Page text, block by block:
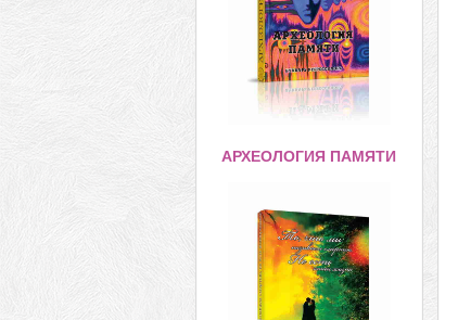
АРХЕОЛОГИЯ ПАМЯТИ